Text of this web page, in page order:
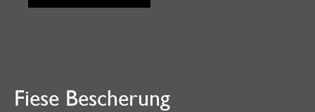
Fiese Bescherung